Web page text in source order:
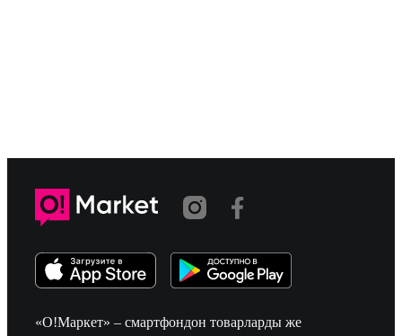
«О!Маркет» – смартфондон товарларды же